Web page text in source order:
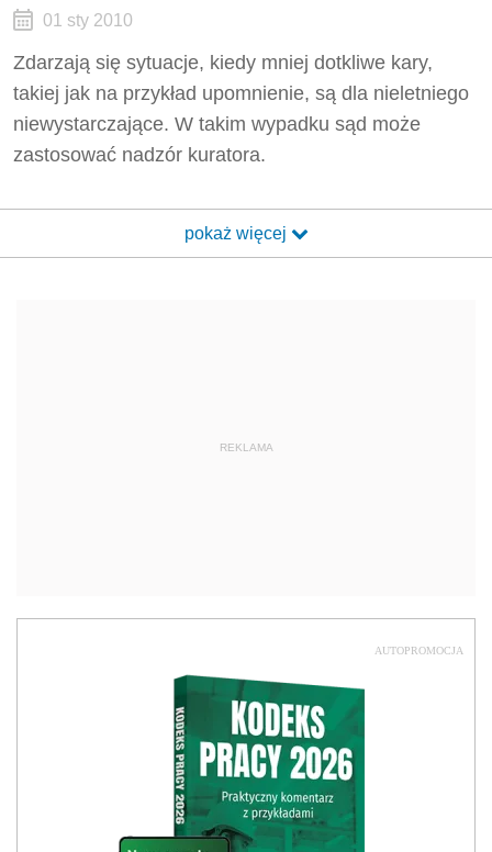
01 sty 2010
Zdarzają się sytuacje, kiedy mniej dotkliwe kary,
takiej jak na przykład upomnienie, są dla nieletniego
niewystarczające. W takim wypadku sąd może
zastosować nadzór kuratora.
pokaż więcej
REKLAMA
AUTOPROMOCJA